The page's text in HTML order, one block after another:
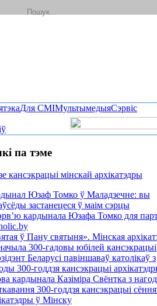
Для СМІМультымедыяСэрвіс
па тэме
кансэкрацыі мінскай архікатэдры
Юзаф Томко ў Маладзечне: вы
застанецеся ў маім сэрцы
кардынала Юзафа Томко для
ў Пану святыня». Мінская
300-гадовы юбілей кансэкрацыі
Беларусі павіншаваў католікаў з
300-годдзя кансэкрацыі
кардынала Казіміра Свёнтка з
300-годдзя кансэкрацыі
ў Мінску